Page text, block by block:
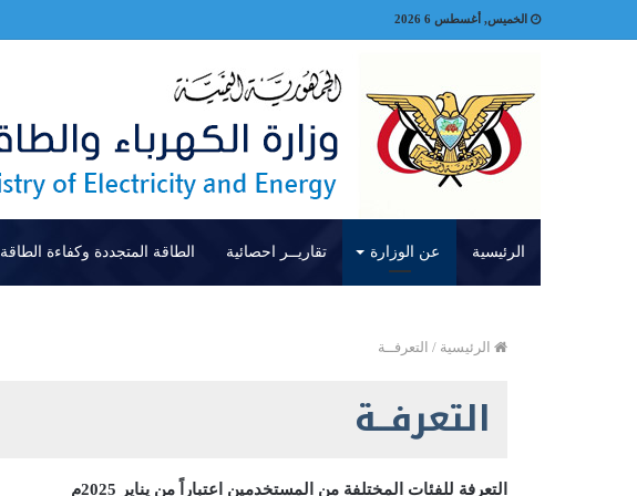
الخميس, أغسطس 6 2026
الرئيسية عن الوزارة تقاريــر احصائية الطاقة المتجددة وكفاءة الطاقة
الرئيسية / التعرفــة
التعرفــة
التعرفة للفئات المختلفة من المستخدمين اعتباراً من يناير 2025م